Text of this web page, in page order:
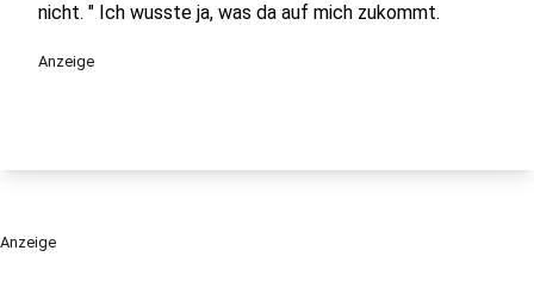
nicht. " Ich wusste ja, was da auf mich zukommt.
Anzeige
Anzeige